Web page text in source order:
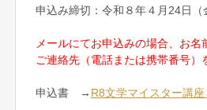
申込み締切：令和８年４月24日（
メールにてお申込みの場合、お名
ご連絡先（電話または携帯番号）
申込書 → R8文学マイスター講